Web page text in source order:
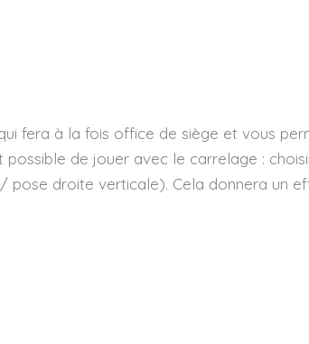
fera à la fois office de siège et vous
de jouer avec le carrelage :
droite verticale). Cela donnera un